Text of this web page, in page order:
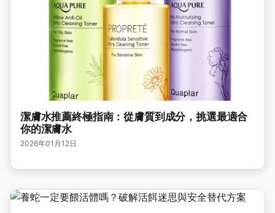
潔膚水推薦終極指南：從膚質到成分，挑選最適合
你的潔膚水
2026年01月12日